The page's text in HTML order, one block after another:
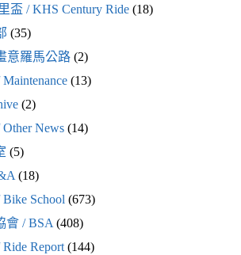
盃 / KHS Century Ride(18)
(35)
意羅馬公路(2)
(13)
(2)
News(14)
(5)
(18)
School(673)
會 / BSA(408)
Report(144)